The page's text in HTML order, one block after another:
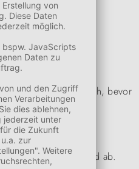
zu 120 Minuten nach, bevor
per Hand ab.